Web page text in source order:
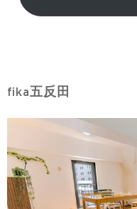
fika五反田